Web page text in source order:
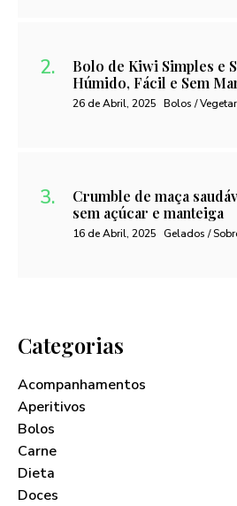
Bolo de Kiwi Simples e
Húmido, Fácil e Sem
26 de Abril, 2025 Bolos /
Crumble de maça
sem açúcar e manteiga
16 de Abril, 2025 Gelados /
Categorias
Acompanhamentos
Aperitivos
Bolos
Carne
Dieta
Doces